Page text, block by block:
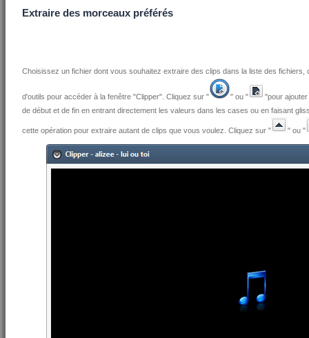
Extraire des morceaux préférés
Choisissez un fichier dont vous souhaitez extraire des clips dans la liste des
d'outils pour accéder à la fenêtre "Clipper". Cliquez sur " " ou "
"pour
de début et de fin en entrant directement les valeurs dans les cases ou en faisant
cette opération pour extraire autant de clips que vous voulez. Cliquez sur " " ou "